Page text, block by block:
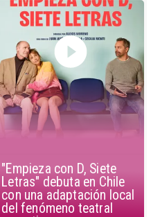
El fenómeno de “La
Ballena” llega a Chile con
una propuesta teatral
imperdible